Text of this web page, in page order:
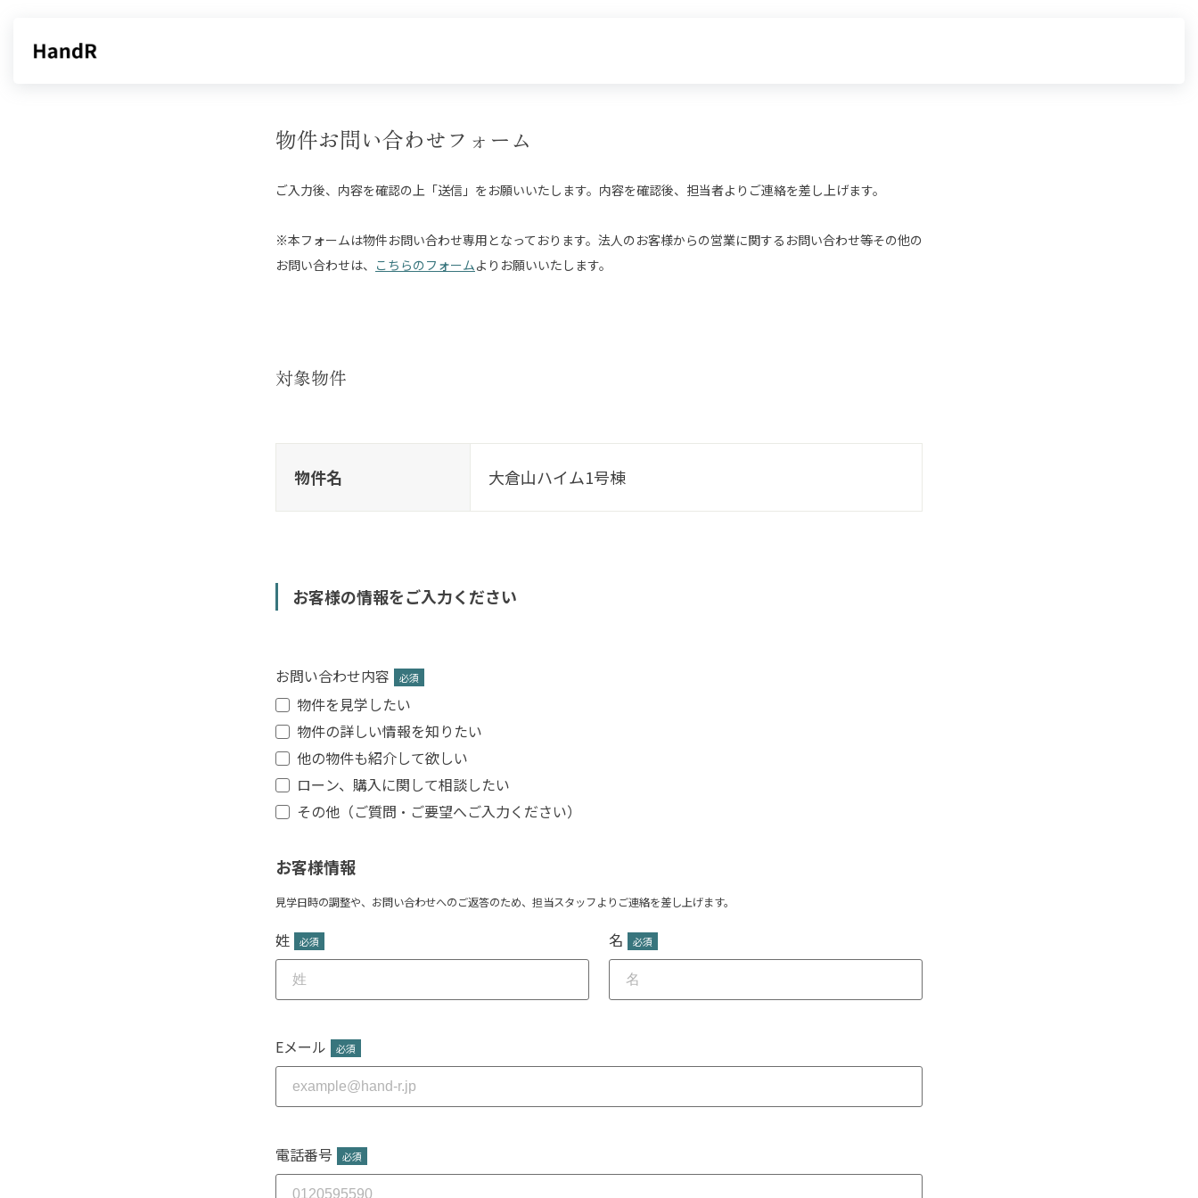
物件お問い合わせフォーム
ご入力後、内容を確認の上「送信」をお願いいたします。内容を確認後、担当者よりご連絡を差し上げます。
※本フォームは物件お問い合わせ専用となっております。法人のお客様からの営業に関するお問い合わせ等その他の
お問い合わせは、 こちらのフォームよりお願いいたします。
対象物件
物件名 大倉山ハイム1号棟
お客様の情報をご入力ください
お問い合わせ内容
物件を見学したい
物件の詳しい情報を知りたい
他の物件も紹介して欲しい
ローン、購入に関して相談したい
その他（ご質問・ご要望へご入力ください）
お客様情報
見学日時の調整や、お問い合わせへのご返答のため、担当スタッフよりご連絡を差し上げます。
姓 名
Eメール
電話番号